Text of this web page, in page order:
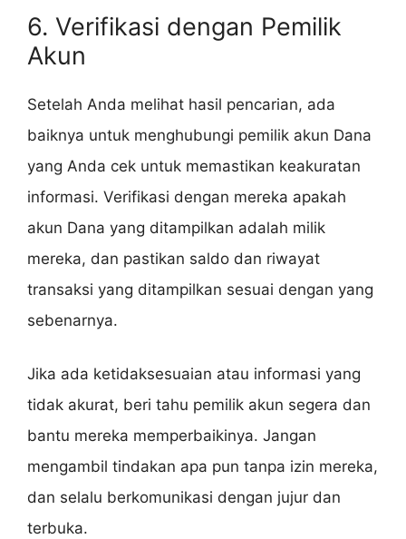
6. Verifikasi dengan Pemilik
Akun
Setelah Anda melihat hasil pencarian, ada
baiknya untuk menghubungi pemilik akun Dana
yang Anda cek untuk memastikan keakuratan
informasi. Verifikasi dengan mereka apakah
akun Dana yang ditampilkan adalah milik
mereka, dan pastikan saldo dan riwayat
transaksi yang ditampilkan sesuai dengan yang
sebenarnya.
Jika ada ketidaksesuaian atau informasi yang
tidak akurat, beri tahu pemilik akun segera dan
bantu mereka memperbaikinya. Jangan
mengambil tindakan apa pun tanpa izin mereka,
dan selalu berkomunikasi dengan jujur dan
terbuka.